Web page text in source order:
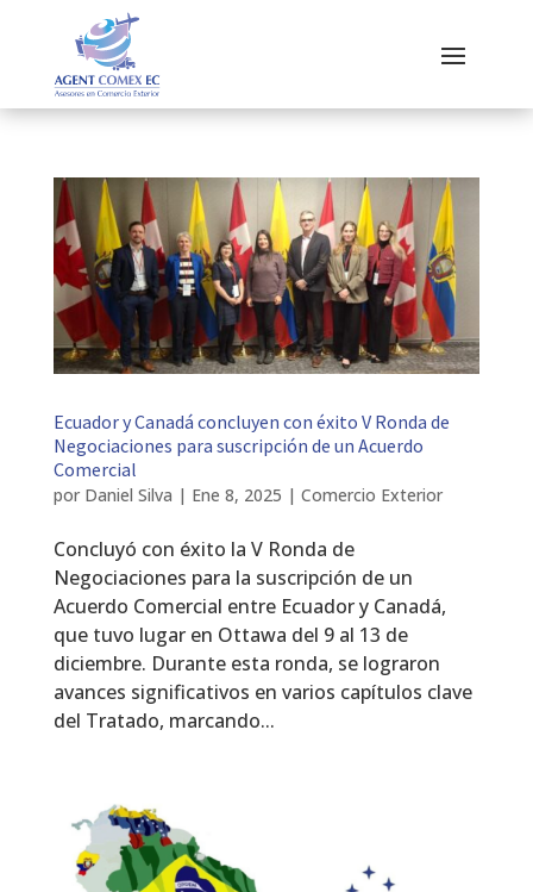
Ecuador y Canadá concluyen con éxito V Ronda de
Negociaciones para suscripción de un Acuerdo
Comercial
por Daniel Silva | Ene 8, 2025 | Comercio Exterior
Concluyó con éxito la V Ronda de
Negociaciones para la suscripción de un
Acuerdo Comercial entre Ecuador y Canadá,
que tuvo lugar en Ottawa del 9 al 13 de
diciembre. Durante esta ronda, se lograron
avances significativos en varios capítulos clave
del Tratado, marcando...